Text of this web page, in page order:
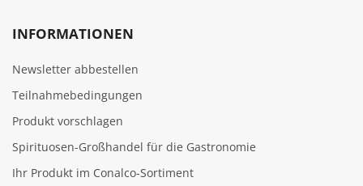
INFORMATIONEN
Newsletter abbestellen
Teilnahmebedingungen
Produkt vorschlagen
Spirituosen-Großhandel für die Gastronomie
Ihr Produkt im Conalco-Sortiment